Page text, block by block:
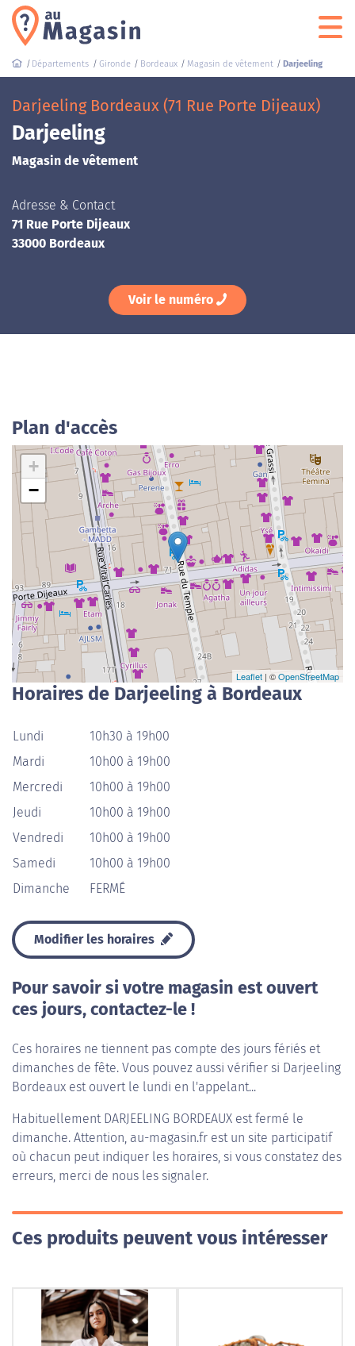
Départements Gironde Bordeaux Magasin de vêtement Darjeeling
Darjeeling Bordeaux (71 Rue Porte Dijeaux)
Darjeeling
Magasin de vêtement
Adresse & Contact
71 Rue Porte Dijeaux
33000 Bordeaux
Voir le numéro
Plan d'accès
+
−
Leaflet | ©OpenStreetMap
Horaires de Darjeeling à Bordeaux
Lundi
10h30 à 19h00
Mardi
10h00 à 19h00
Mercredi
10h00 à 19h00
Jeudi
10h00 à 19h00
Vendredi
10h00 à 19h00
Samedi
10h00 à 19h00
Dimanche
FERMÉ
Modifier les horaires
Pour savoir si votre magasin est ouvert
ces jours, contactez-le !
Ces horaires ne tiennent pas compte des jours fériés et
dimanches de fête. Vous pouvez aussi vérifier si Darjeeling
Bordeaux est ouvert le lundi en l'appelant...
Habituellement DARJEELING BORDEAUX est fermé le
dimanche. Attention, au-magasin.fr est un site participatif
où chacun peut indiquer les horaires, si vous constatez des
erreurs, merci de nous les signaler.
Ces produits peuvent vous intéresser